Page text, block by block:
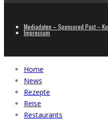
Mediadaten – Sponsored Post –
Impressum
Home
News
Rezepte
Reise
Restaurants